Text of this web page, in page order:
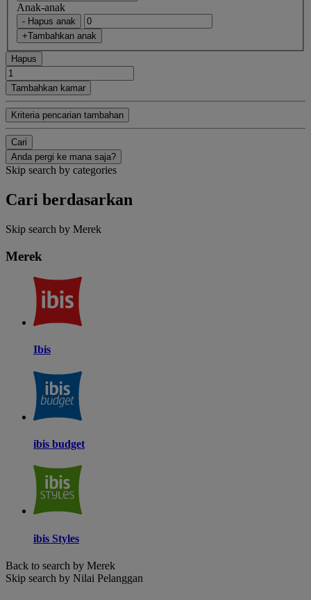
Anak-anak
- Hapus anak
+Tambahkan anak
Hapus
Tambahkan kamar
Kriteria pencarian tambahan
Cari
Anda pergi ke mana saja?
Skip search by categories
Cari berdasarkan
Skip search by Merek
Merek
Ibis
ibis budget
ibis Styles
Back to search by Merek
Skip search by Nilai Pelanggan